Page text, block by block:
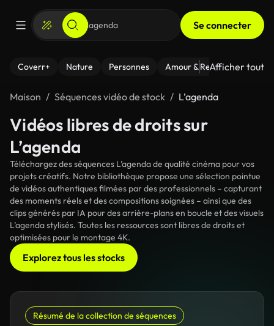
Se connecter
Coverr+ Nature Personnes Amour & Relations Le
Afficher tout
Maison Séquences vidéo de stock L’agenda
Vidéos libres de droits sur
L’agenda
Téléchargez des séquences L’agenda de qualité cinéma pour vos
projets créatifs. Notre bibliothèque propose une sélection pointue
de vidéos authentiques filmées par des professionnels – capturant
des moments réels et des compositions soignées – ainsi que des
clips générés par IA pour des arrière-plans en boucle et des visuels
L’agenda stylisés. Toutes les ressources sont libres de droits et
optimisées pour le montage 4K.
Explorez tous les stocks
Résumé de la collection de séquences